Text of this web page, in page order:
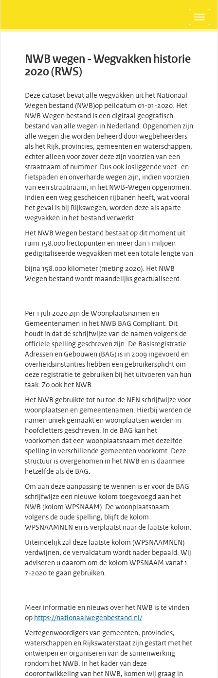
NWB wegen - Wegvakken historie
2020 (RWS)
Deze dataset bevat alle wegvakken uit het Nationaal
Wegen bestand (NWB)op peildatum 01-01-2020. Het
NWB Wegen bestand is een digitaal geografisch
bestand van alle wegen in Nederland. Opgenomen zijn
alle wegen die worden beheerd door wegbeheerders
als het Rijk, provincies, gemeenten en waterschappen,
echter alleen voor zover deze zijn voorzien van een
straatnaam of nummer. Dus ook losliggende voet- en
fietspaden en onverharde wegen zijn, indien voorzien
van een straatnaam, in het NWB-Wegen opgenomen.
Indien een weg gescheiden rijbanen heeft, wat vooral
het geval is bij Rijkswegen, worden deze als aparte
wegvakken in het bestand verwerkt.
Het NWB Wegen bestand bestaat op dit moment uit
ruim 158.000 hectopunten en meer dan 1 miljoen
gedigitaliseerde wegvakken met een totale lengte van
bijna 158.000 kilometer (meting 2020). Het NWB
Wegen bestand wordt maandelijks geactualiseerd.
Per 1 juli 2020 zijn de Woonplaatsnamen en
Gemeentenamen in het NWB BAG Compliant. Dit
houdt in dat de schrijfwijze van de namen volgens de
officiele spelling geschreven zijn. De Basisregistratie
Adressen en Gebouwen (BAG) is in 2009 ingevoerd en
overheidsinstanties hebben een gebruikersplicht om
deze registratie te gebruiken bij het uitvoeren van hun
taak. Zo ook het NWB.
Het NWB gebruikte tot nu toe de NEN schrijfwijze voor
woonplaatsen en gemeentenamen. Hierbij werden de
namen uniek gemaakt en woonplaatsen werden in
hoofdletters geschreven. In de BAG kan het
voorkomen dat een woonplaatsnaam met dezelfde
spelling in verschillende gemeenten voorkomt. Deze
structuur is overgenomen in het NWB en is daarmee
hetzelfde als de BAG.
Om aan deze aanpassing te wennen is er voor de BAG
schrijfwijze een nieuwe kolom toegevoegd aan het
NWB (kolom WPSNAAM). De woonplaatsnaam
volgens de oude spelling, blijft de kolom
WPSNAAMNEN en is verplaatst naar de laatste kolom.
Uiteindelijk zal deze laatste kolom (WPSNAAMNEN)
verdwijnen, de vervaldatum wordt nader bepaald. Wij
adviseren u daarom om de kolom WPSNAAM vanaf 1-
7-2020 te gaan gebruiken.
Meer informatie en nieuws over het NWB is te vinden
op https://nationaalwegenbestand.nl/
Vertegenwoordigers van gemeenten, provincies,
waterschappen en Rijkswaterstaat zijn gestart met het
ontwerpen en organiseren van de samenwerking
rondom het NWB. In het kader van deze
doorontwikkeling van het NWB, komen wij graag in